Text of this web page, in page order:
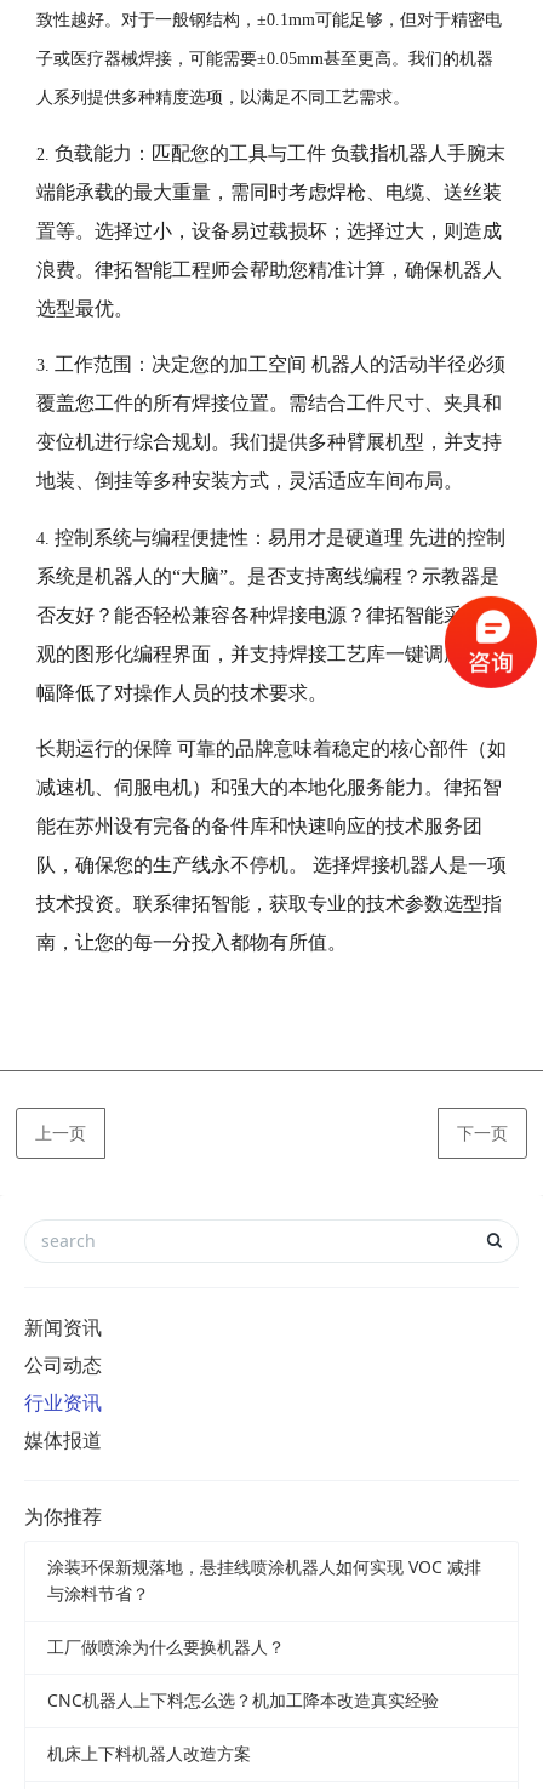
致性越好。对于一般钢结构，±0.1mm可能足够，但对于精密电
子或医疗器械焊接，可能需要±0.05mm甚至更高。我们的机器
人系列提供多种精度选项，以满足不同工艺需求。
2. 负载能力：匹配您的工具与工件 负载指机器人手腕末
端能承载的最大重量，需同时考虑焊枪、电缆、送丝装
置等。选择过小，设备易过载损坏；选择过大，则造成
浪费。律拓智能工程师会帮助您精准计算，确保机器人
选型最优。
3. 工作范围：决定您的加工空间 机器人的活动半径必须
覆盖您工件的所有焊接位置。需结合工件尺寸、夹具和
变位机进行综合规划。我们提供多种臂展机型，并支持
地装、倒挂等多种安装方式，灵活适应车间布局。
4. 控制系统与编程便捷性：易用才是硬道理 先进的控制
系统是机器人的“大脑”。是否支持离线编程？示教器是
否友好？能否轻松兼容各种焊接电源？律拓智能采用直
观的图形化编程界面，并支持焊接工艺库一键调用，大
幅降低了对操作人员的技术要求。
长期运行的保障 可靠的品牌意味着稳定的核心部件（如
减速机、伺服电机）和强大的本地化服务能力。律拓智
能在苏州设有完备的备件库和快速响应的技术服务团
队，确保您的生产线永不停机。 选择焊接机器人是一项
技术投资。联系律拓智能，获取专业的技术参数选型指
南，让您的每一分投入都物有所值。
上一页 下一页
新闻资讯
公司动态
行业资讯
媒体报道
为你推荐
涂装环保新规落地，悬挂线喷涂机器人如何实现 VOC 减排
与涂料节省？
工厂做喷涂为什么要换机器人？
CNC机器人上下料怎么选？机加工降本改造真实经验
机床上下料机器人改造方案